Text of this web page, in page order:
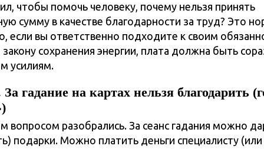
чтобы помочь человеку, почему нельзя принять
сумму в качестве благодарности за труд? Это
если вы ответственно подходите к своим
сохранения энергии, плата должна быть
усилиям.
гадание на картах нельзя благодарить
вопросом разобрались. За сеанс гадания можно
подарки. Можно платить деньги специалисту (или